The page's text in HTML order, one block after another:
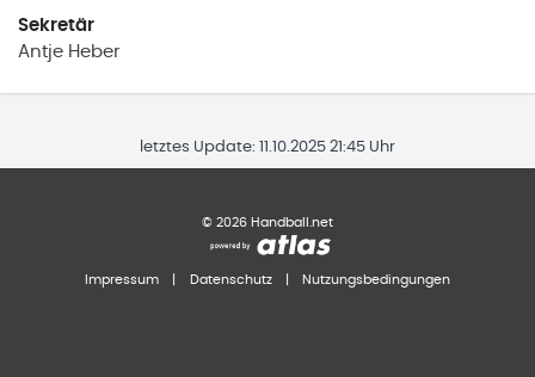
Sekretär
Antje Heber
letztes Update: 11.10.2025 21:45 Uhr
© 2026 Handball.net
Impressum Datenschutz Nutzungsbedingungen